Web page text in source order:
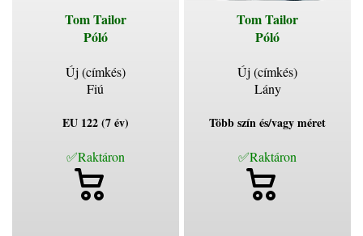
Tom Tailor
Póló
Új (címkés)
Fiú
EU 122 (7 év)
✅Raktáron
Tom Tailor
Póló
Új (címkés)
Lány
Több szín és/vagy méret
✅Raktáron